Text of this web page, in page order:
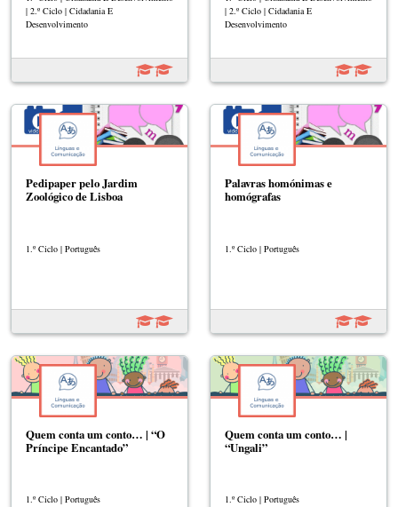
| 2.º Ciclo | Cidadania E
Desenvolvimento
| 2.º Ciclo | Cidadania E
Desenvolvimento
Pedipaper pelo Jardim
Zoológico de Lisboa
1.º Ciclo | Português
Palavras homónimas e
homógrafas
1.º Ciclo | Português
Quem conta um conto… | “O
Príncipe Encantado”
1.º Ciclo | Português
Quem conta um conto… |
“Ungali”
1.º Ciclo | Português